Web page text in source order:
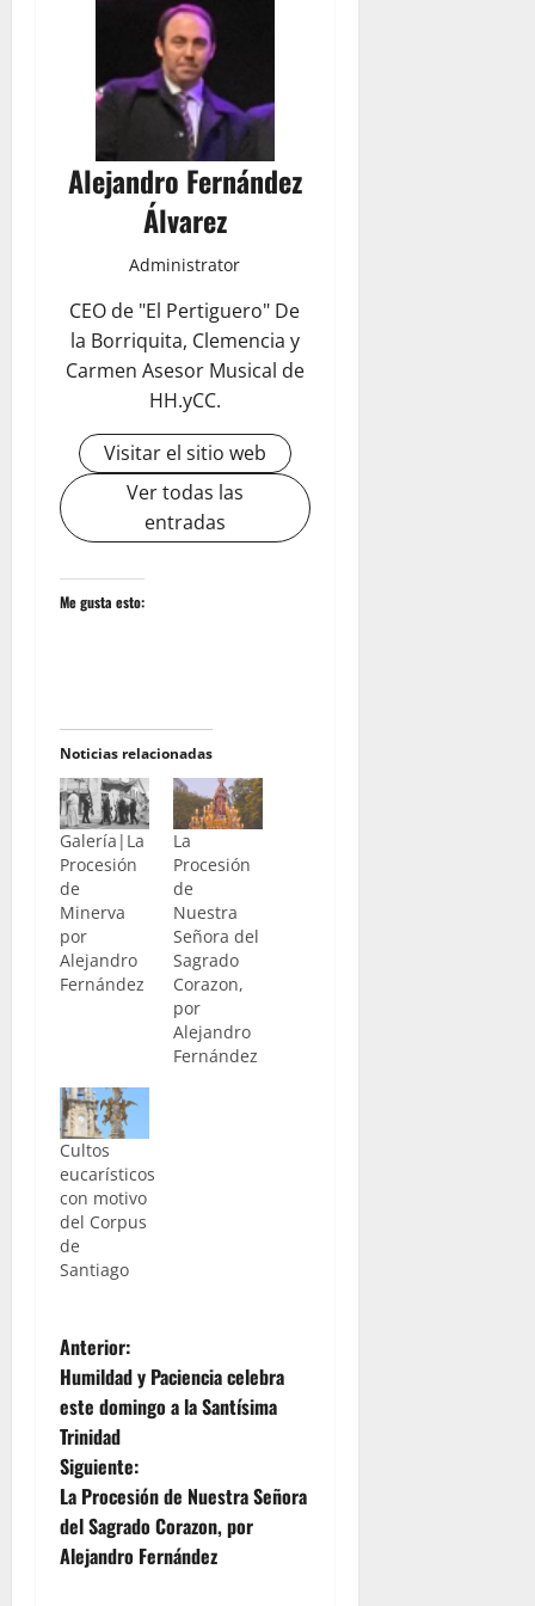
Alejandro Fernández
Álvarez
Administrator
CEO de "El Pertiguero" De
la Borriquita, Clemencia y
Carmen Asesor Musical de
HH.yCC.
Visitar el sitio web
Ver todas las
entradas
Me gusta esto:
Noticias relacionadas
Galería|La
Procesión
de
Minerva
por
Alejandro
Fernández
La
Procesión
de
Nuestra
Señora del
Sagrado
Corazon,
por
Alejandro
Fernández
Cultos
eucarísticos
con motivo
del Corpus
de
Santiago
N
a
v
e
g
Anterior:
Humildad y Paciencia celebra
este domingo a la Santísima
Trinidad
Siguiente:
La Procesión de Nuestra Señora
del Sagrado Corazon, por
Alejandro Fernández